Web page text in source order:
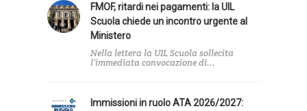
FMOF, ritardi nei pagamenti: la UIL
Scuola chiede un incontro urgente al
Ministero
Nella lettera la UIL Scuola sollecita
l’immediata convocazione di...
Immissioni in ruolo ATA 2026/2027: